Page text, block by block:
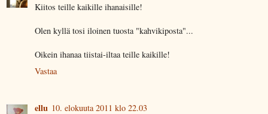
Kiitos teille kaikille ihanaisille!
Olen kyllä tosi iloinen tuosta "kahvikiposta"...
Oikein ihanaa tiistai-iltaa teille kaikille!
Vastaa
ellu 10. elokuuta 2011 klo 22.03